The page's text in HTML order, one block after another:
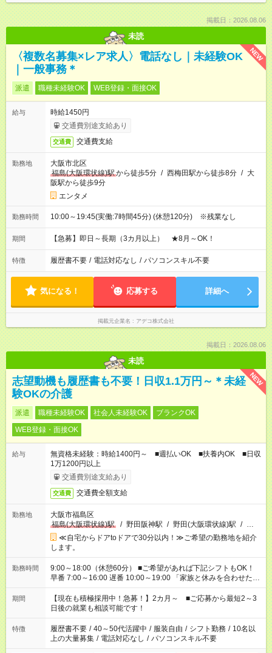
掲載日：2026.08.06
未読
NEW
〈複数名募集×レア求人〉電話なし｜未経験OK
｜一般事務＊
派遣 職種未経験OK WEB登録・面接OK
給与
時給1450円
交通費別途支給あり
交通費 交通費支給
勤務地
大阪市北区
福島(大阪環状線)駅から徒歩5分 / 西梅田駅から徒歩8分 / 大
阪駅から徒歩9分
エンタメ
勤務時間 10:00～19:45(実働:7時間45分) (休憩120分) ※残業なし
期間 【急募】即日～長期（3カ月以上） ★8月～OK！
特徴 履歴書不要 / 電話対応なし / パソコンスキル不要
気になる！ 応募する 詳細へ
掲載元企業名 アデコ株式会社
掲載日：2026.08.06
未読
NEW
志望動機も履歴書も不要！日収1.1万円～＊未経
験OKの介護
派遣 職種未経験OK 社会人未経験OK
ブランクOK
WEB登録・面接OK
給与
無資格未経験：時給1400円～ ■週払いOK ■扶養内OK ■日収
1万1200円以上
交通費別途支給あり
交通費 交通費全額支給
勤務地
大阪市福島区
福島(大阪環状線)駅
/ 野田阪神駅 / 野田(大阪環状線)駅 / …
≪自宅からドアtoドアで30分以内！≫ご希望の勤務地を紹介
します。
勤務時間
9:00～18:00（休憩60分） ■ご希望があれば下記シフトもOK！
早番 7:00～16:00 遅番 10:00～19:00 「家族と休みを合わせた
い」 「余裕を持って夕飯の準備がしたい」 「できれば残業はし
たくない」 など、ご希望を教えてくださいね。 ※Wワーク希望
の方へ 今ご覧のお仕事で希望する勤務時間と、もう1つのお仕事
の勤務時間。 合計で週40時間を超える場合は応募できません。
期間
【現在も積極採用中！急募！】2カ月～ ■ご応募から最短2～3
日後の就業も相談可能です！
特徴 履歴書不要 / 40～50代活躍中 / 服装自由 / シフト勤務 / 10名以
上の大量募集 / 電話対応なし / パソコンスキル不要